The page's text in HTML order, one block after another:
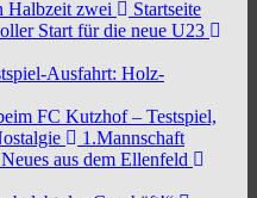
Halbzeit zwei
Startseite
Start für die neue U23
Ausfahrt: Holz-
FC Kutzhof – Testspiel,
1.Mannschaft
aus dem Ellenfeld